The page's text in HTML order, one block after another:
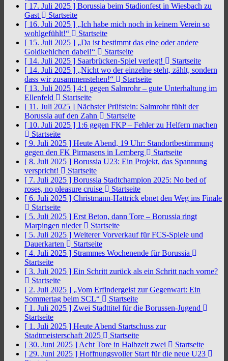
[ 17. Juli 2025 ] Borussia beim Stadionfest in Wiesbach zu
Gast
Startseite
[ 16. Juli 2025 ] „Ich habe mich noch in keinem Verein so
wohlgefühlt!“
Startseite
[ 15. Juli 2025 ] „Da ist bestimmt das eine oder andere
Goldkehlchen dabei!“
Startseite
[ 14. Juli 2025 ] Saarbrücken-Spiel verlegt!
Startseite
[ 14. Juli 2025 ] „Nicht wo der einzelne steht, zählt, sondern
dass wir zusammenstehen!“
Startseite
[ 13. Juli 2025 ] 4:1 gegen Salmrohr – gute Unterhaltung im
Ellenfeld
Startseite
[ 11. Juli 2025 ] Nächster Prüfstein: Salmrohr fühlt der
Borussia auf den Zahn
Startseite
[ 10. Juli 2025 ] 1:6 gegen FKP – Fehler zu Helfern machen
Startseite
[ 9. Juli 2025 ] Heute Abend, 19 Uhr: Standortbestimmung
gegen den FK Pirmasens in Lemberg
Startseite
[ 8. Juli 2025 ] Borussia U23: Ein Projekt, das Spannung
verspricht!
Startseite
[ 7. Juli 2025 ] Borussia Stadtchampion 2025: No bed of
roses, no pleasure cruise
Startseite
[ 6. Juli 2025 ] Christmann-Hattrick ebnet den Weg ins Finale
Startseite
[ 5. Juli 2025 ] Erst Beton, dann Tore – Borussia ringt
Marpingen nieder
Startseite
[ 5. Juli 2025 ] Weiterer Vorverkauf für FCS-Spiele und
Dauerkarten
Startseite
[ 4. Juli 2025 ] Strammes Wochenende für Borussia
Startseite
[ 3. Juli 2025 ] Ein Schritt zurück als ein Schritt nach vorne?
Startseite
[ 2. Juli 2025 ] „Vom Erfindergeist zur Gegenwart: Ein
Sommertag beim SCL“
Startseite
[ 1. Juli 2025 ] Zwei Stadttitel für die Borussen-Jugend
Startseite
[ 1. Juli 2025 ] Heute Abend Startschuss zur
Stadtmeisterschaft 2025
Startseite
[ 30. Juni 2025 ] Acht Tore in Halbzeit zwei
Startseite
[ 29. Juni 2025 ] Hoffnungsvoller Start für die neue U23